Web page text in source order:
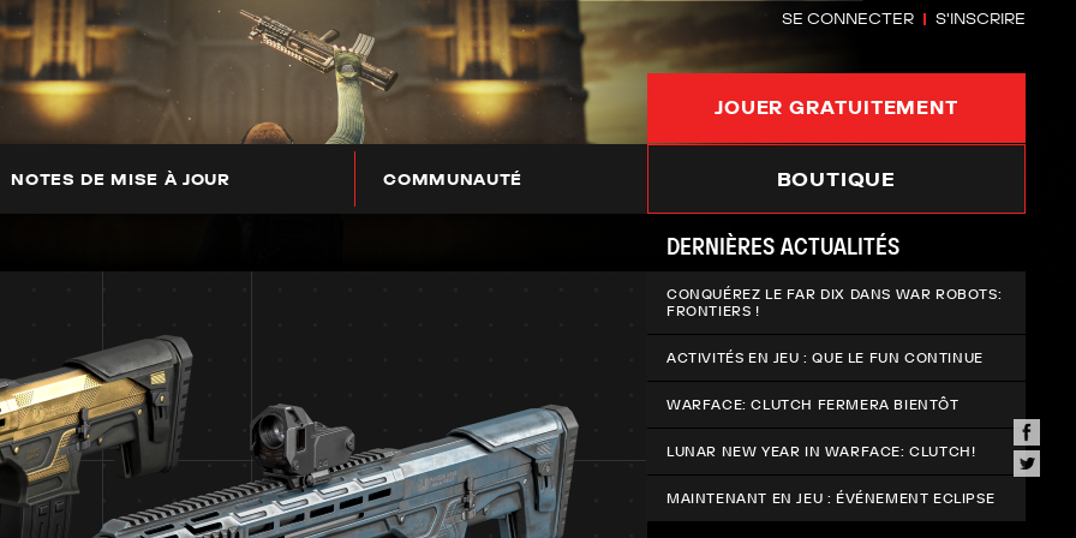
SE CONNECTER S'INSCRIRE
JOUER GRATUITEMENT
NOTES DE MISE À JOUR COMMUNAUTÉ BOUTIQUE
DERNIÈRES ACTUALITÉS
CONQUÉREZ LE FAR DIX DANS WAR ROBOTS:
FRONTIERS !
ACTIVITÉS EN JEU : QUE LE FUN CONTINUE
WARFACE: CLUTCH FERMERA BIENTÔT
LUNAR NEW YEAR IN WARFACE: CLUTCH!
MAINTENANT EN JEU : ÉVÉNEMENT ECLIPSE